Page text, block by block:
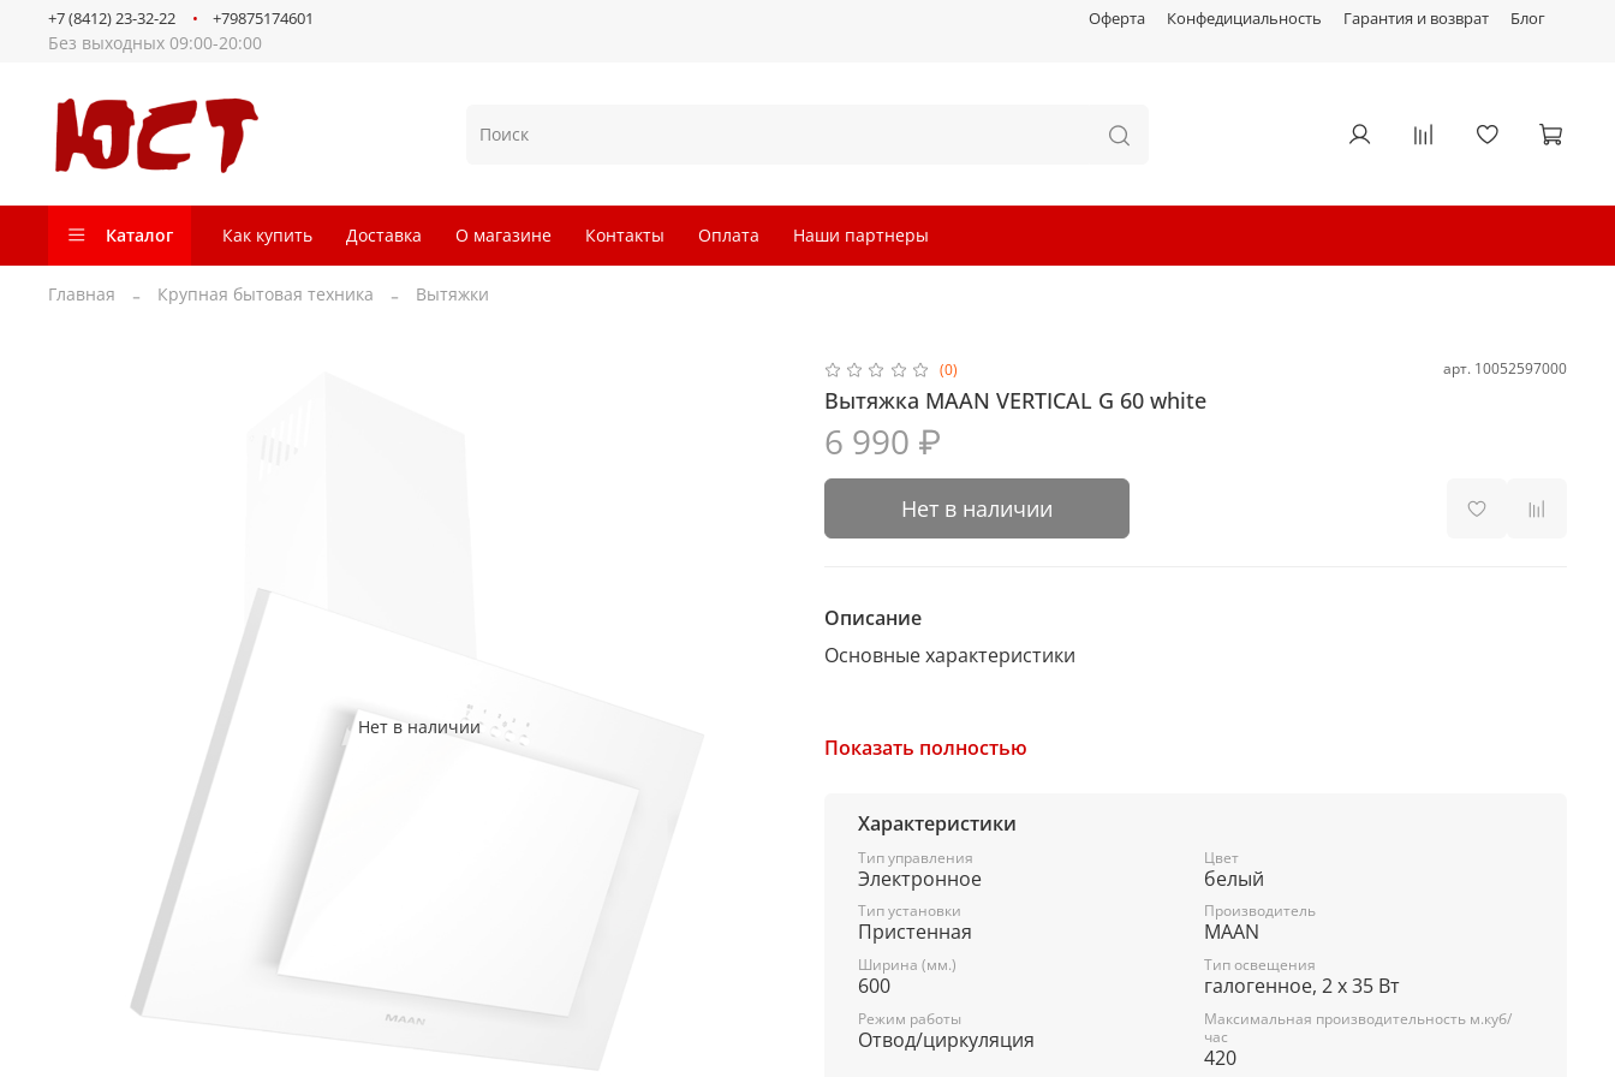
Оферта Конфедициальность Гарантия и возврат Блог
Без выходных 09:00-20:00
+7 (8412) 23-32-22 +79875174601
Каталог Как купить Доставка О магазине Контакты Оплата Наши партнеры
Главная Крупная бытовая техника Вытяжки
Нет в наличии
(0) арт. 10052597000
Вытяжка MAAN VERTICAL G 60 white
6 990 ₽
Нет в наличии
Описание
Основные характеристики
Установка
Размеры (ВхШ)
92х60 см
Ширина встраивания
60 см
Материал
корпус: металл/стекло
Показать полностью
Характеристики
Тип управления
Электронное
Цвет
белый
Тип установки
Пристенная
Производитель
MAAN
Ширина (мм.)
600
Тип освещения
галогенное, 2 x 35 Вт
Режим работы
Отвод/циркуляция
Максимальная производительность м.куб/
час
420